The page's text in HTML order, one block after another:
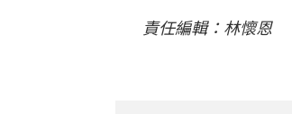
責任編輯：林懷恩